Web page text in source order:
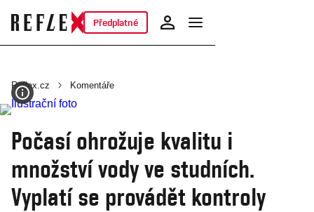
Předplatné
Reflex.cz Komentáře
Počasí ohrožuje kvalitu i
množství vody ve studních.
Vyplatí se provádět kontroly